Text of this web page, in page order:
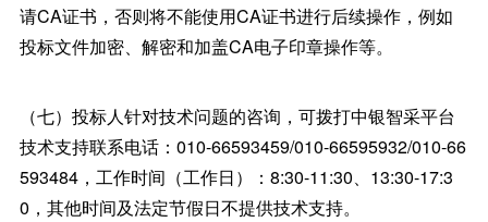
请CA证书，否则将不能使用CA证书进行后续操作，例如
投标文件加密、解密和加盖CA电子印章操作等。
（七）投标人针对技术问题的咨询，可拨打中银智采平台
技术支持联系电话：010-66593459/010-66595932/010-66
593484，工作时间（工作日）：8:30-11:30、13:30-17:3
0，其他时间及法定节假日不提供技术支持。